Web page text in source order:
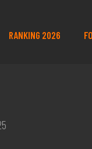
RANKING 2026